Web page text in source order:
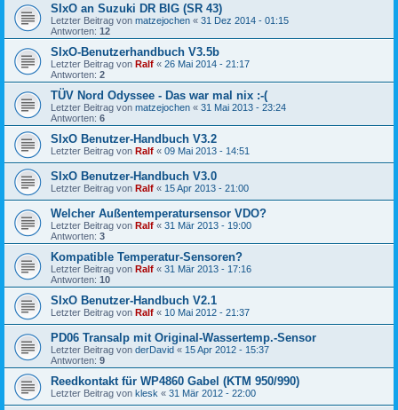
SIxO an Suzuki DR BIG (SR 43)
Letzter Beitrag von matzejochen « 31 Dez 2014 - 01:15
Antworten: 12
SIxO-Benutzerhandbuch V3.5b
Letzter Beitrag von Ralf « 26 Mai 2014 - 21:17
Antworten: 2
TÜV Nord Odyssee - Das war mal nix :-(
Letzter Beitrag von matzejochen « 31 Mai 2013 - 23:24
Antworten: 6
SIxO Benutzer-Handbuch V3.2
Letzter Beitrag von Ralf « 09 Mai 2013 - 14:51
SIxO Benutzer-Handbuch V3.0
Letzter Beitrag von Ralf « 15 Apr 2013 - 21:00
Welcher Außentemperatursensor VDO?
Letzter Beitrag von Ralf « 31 Mär 2013 - 19:00
Antworten: 3
Kompatible Temperatur-Sensoren?
Letzter Beitrag von Ralf « 31 Mär 2013 - 17:16
Antworten: 10
SIxO Benutzer-Handbuch V2.1
Letzter Beitrag von Ralf « 10 Mai 2012 - 21:37
PD06 Transalp mit Original-Wassertemp.-Sensor
Letzter Beitrag von derDavid « 15 Apr 2012 - 15:37
Antworten: 9
Reedkontakt für WP4860 Gabel (KTM 950/990)
Letzter Beitrag von klesk « 31 Mär 2012 - 22:00